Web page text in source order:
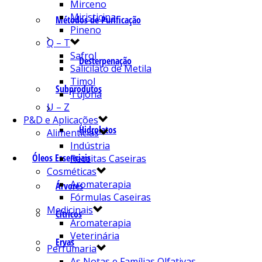
Métodos de Purificação
Desterpenação
Subprodutos
Hidrolatos
Óleos Essenciais
Árvores
Cítricos
Ervas
Mirceno
Miristicina
Pineno
Q – T
Safrol
Salicilato de Metila
Timol
Tujona
U – Z
P&D e Aplicações
Alimentícias
Indústria
Receitas Caseiras
Cosméticas
Aromaterapia
Fórmulas Caseiras
Medicinais
Aromaterapia
Veterinária
Perfumaria